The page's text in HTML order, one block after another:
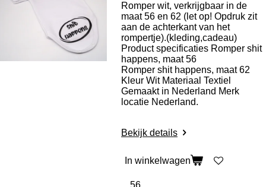
Romper wit, verkrijgbaar in de
maat 56 en 62 (let op! Opdruk zit
aan de achterkant van het
rompertje).(kleding,cadeau)
Product specificaties Romper shit
happens, maat 56
Romper shit happens, maat 62
Kleur Wit Materiaal Textiel
Gemaakt in Nederland Merk
locatie Nederland.
Bekijk details
In winkelwagen